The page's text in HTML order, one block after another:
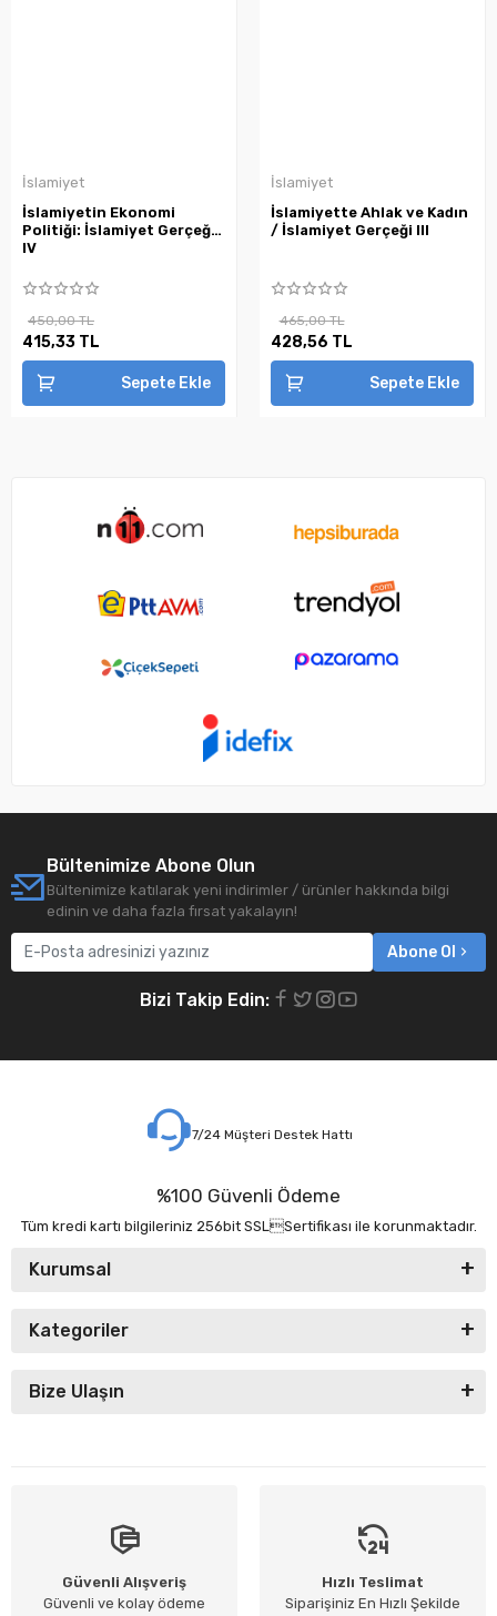
İslamiyet
İslamiyetin Ekonomi
Politiği: İslamiyet Gerçeği
IV
450,00 TL
415,33 TL
Sepete Ekle
İslamiyet
İslamiyette Ahlak ve Kadın
/ İslamiyet Gerçeği III
465,00 TL
428,56 TL
Sepete Ekle
Bültenimize Abone Olun
Bültenimize katılarak yeni indirimler / ürünler hakkında bilgi
edinin ve daha fazla fırsat yakalayın!
Abone Ol
Bizi Takip Edin:
7/24 Müşteri Destek Hattı
%100 Güvenli Ödeme
Tüm kredi kartı bilgileriniz 256bit SSLSertifikası ile korunmaktadır.
Kurumsal
Kategoriler
Bize Ulaşın
Güvenli Alışveriş
Güvenli ve kolay ödeme
Hızlı Teslimat
Siparişiniz En Hızlı Şekilde